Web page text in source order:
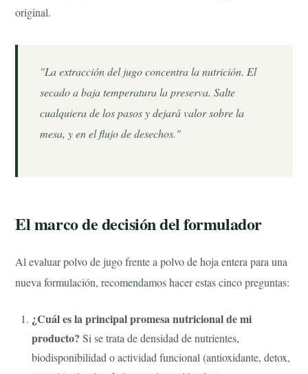
original.
"La extracción del jugo concentra la nutrición. El
secado a baja temperatura la preserva. Salte
cualquiera de los pasos y dejará valor sobre la
mesa, y en el flujo de desechos."
El marco de decisión del formulador
Al evaluar polvo de jugo frente a polvo de hoja entera para una
nueva formulación, recomendamos hacer estas cinco preguntas:
¿Cuál es la principal promesa nutricional de mi
producto? Si se trata de densidad de nutrientes,
biodisponibilidad o actividad funcional (antioxidante, detox,